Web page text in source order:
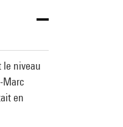
le niveau
Marc
en